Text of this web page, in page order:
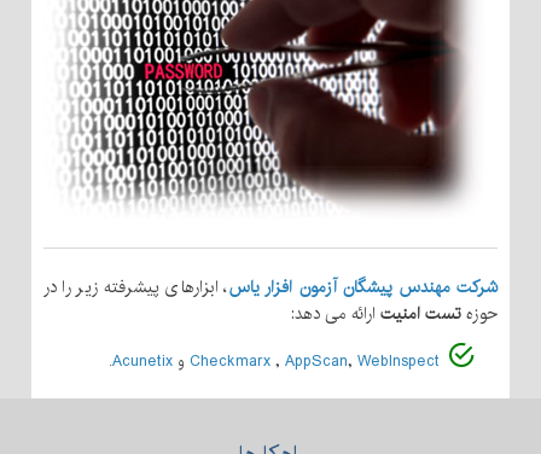
شرکت مهندس پیشگان آزمون افزار یاس، ابزارهای پیشرفته زیر را در
حوزهتست امنیتارائه می دهد:
Checkmarx,AppScan, WebInspect و Acunetix
.